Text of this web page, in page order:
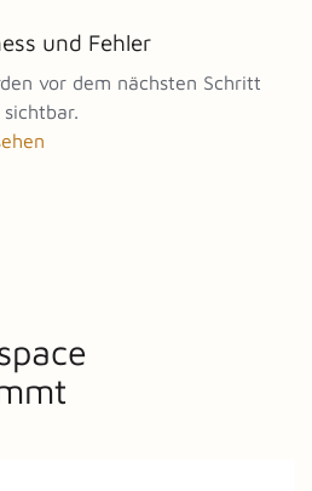
und Fehler
vor dem nächsten Schritt
sichtbar.